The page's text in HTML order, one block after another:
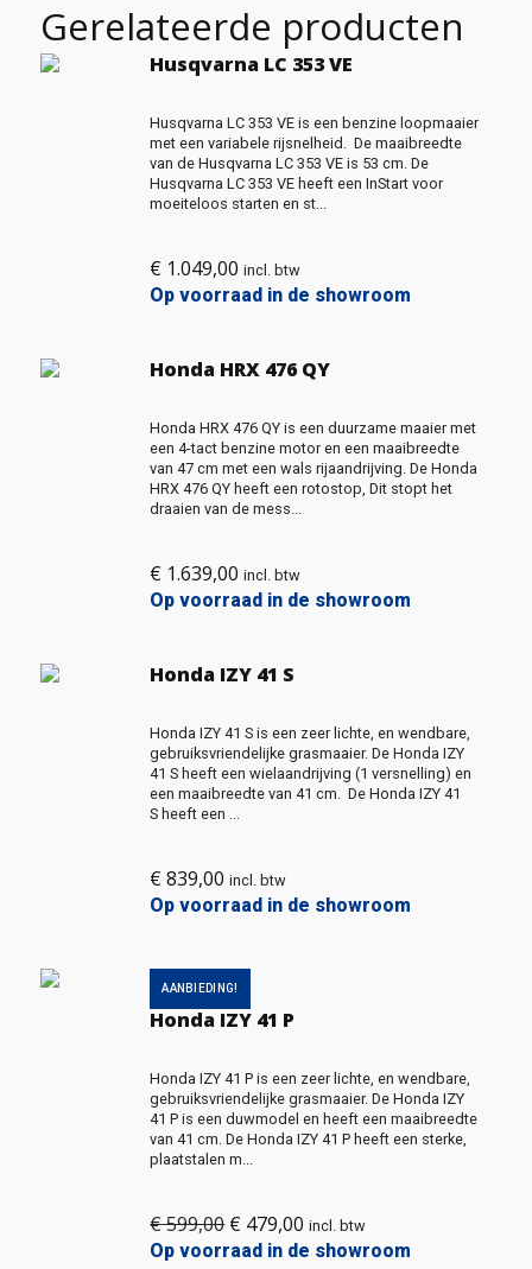
Gerelateerde producten
Husqvarna LC 353 VE
Husqvarna LC 353 VE is een benzine loopmaaier
met een variabele rijsnelheid. De maaibreedte
van de Husqvarna LC 353 VE is 53 cm. De
Husqvarna LC 353 VE heeft een InStart voor
moeiteloos starten en st...
€ 1.049,00 incl. btw
Op voorraad in de showroom
Honda HRX 476 QY
Honda HRX 476 QY is een duurzame maaier met
een 4-tact benzine motor en een maaibreedte
van 47 cm met een wals rijaandrijving. De Honda
HRX 476 QY heeft een rotostop, Dit stopt het
draaien van de mess...
€ 1.639,00 incl. btw
Op voorraad in de showroom
Honda IZY 41 S
Honda IZY 41 S is een zeer lichte, en wendbare,
gebruiksvriendelijke grasmaaier. De Honda IZY
41 S heeft een wielaandrijving (1 versnelling) en
een maaibreedte van 41 cm. De Honda IZY 41
S heeft een ...
€ 839,00 incl. btw
Op voorraad in de showroom
AANBIEDING!
Honda IZY 41 P
Honda IZY 41 P is een zeer lichte, en wendbare,
gebruiksvriendelijke grasmaaier. De Honda IZY
41 P is een duwmodel en heeft een maaibreedte
van 41 cm. De Honda IZY 41 P heeft een sterke,
plaatstalen m...
€599,00 Oorspronkelijke
prijs
€ 479,00 Huidige
prijs
incl. btw
Op voorraad in de showroom